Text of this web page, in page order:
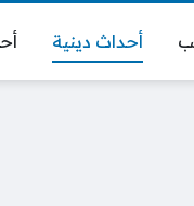
أحداث دينية